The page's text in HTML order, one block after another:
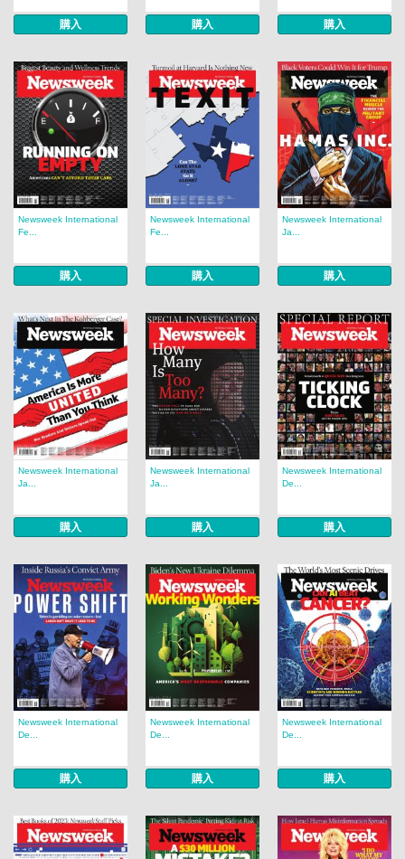
購入 購入 購入
Newsweek International
Fe...
購入
Newsweek International
Fe...
購入
Newsweek International
Ja...
購入
Newsweek International
Ja...
購入
Newsweek International
Ja...
購入
Newsweek International
De...
購入
Newsweek International
De...
購入
Newsweek International
De...
購入
Newsweek International
De...
購入